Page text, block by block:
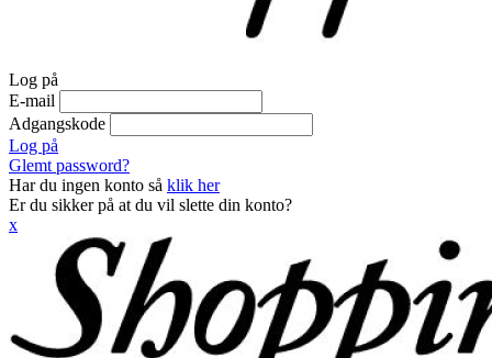
Log på
E-mail
Adgangskode
Log på
Glemt password?
Har du ingen konto så klik her
Er du sikker på at du vil slette din konto?
x